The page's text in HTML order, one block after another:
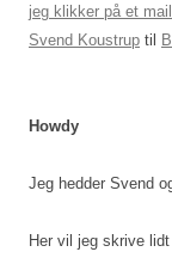
jeg klikker på et
Svend Koustrup til
Howdy
Jeg hedder Svend
Her vil jeg skrive